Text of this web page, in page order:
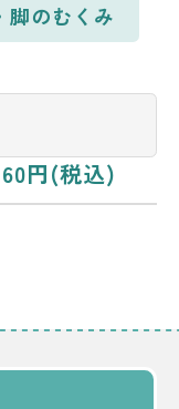
脚のむくみ
円(税込)